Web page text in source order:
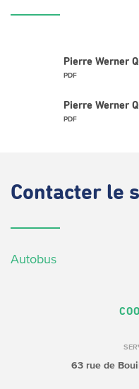
Pierre Werner
PDF
Pierre Werner
PDF
Contacter le
Autobus
63 rue de